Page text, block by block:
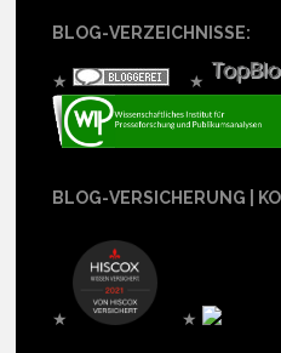
BLOG-VERZEICHNISSE:
★ ★
BLOG-VERSICHERUNG |
★ ★